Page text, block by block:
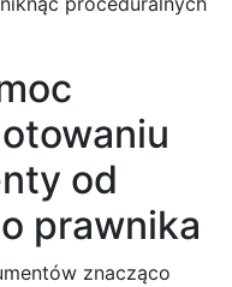
od
prawnika
znacząco